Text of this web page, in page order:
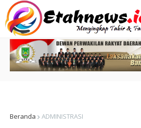
Beranda ADMINISTRASI